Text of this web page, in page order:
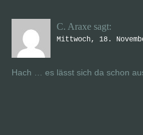
C. Araxe sagt:
Mittwoch, 18.
Hach … es lässt sich da schon